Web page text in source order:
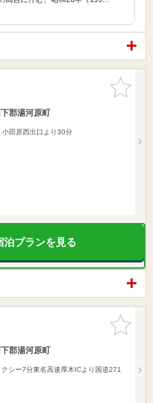
お気に入
りに追加
郡湯河原町
小田原西出口より30分
泊プランを見る
お気に入
りに追加
郡湯河原町
シー7分東名高速厚木ICより国道271